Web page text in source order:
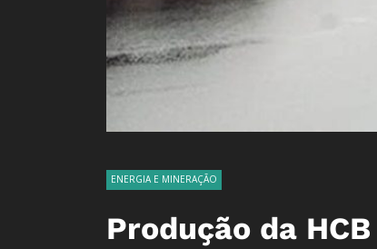
ENERGIA E MINERAÇÃO
Produção da